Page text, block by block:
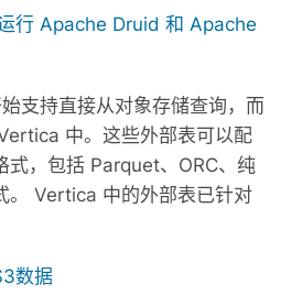
行 Apache Druid 和 Apache
支持直接从对象存储查询，而
中。这些外部表可以配
式，包括 Parquet、ORC、纯
。 Vertica 中的外部表已针对
数据